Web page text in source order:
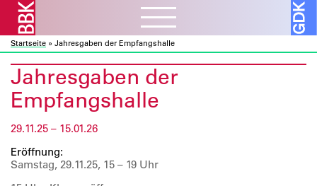
Aktuelles ᐯ
BBK Muc und Obb
BBK Bund und Länder
Ausschreibungen
Fortbildung
Ressourcen
Verbandsarbeit
Kulturelle Bildung
Kunst und Bauen
Vor- und Nachlässe
Mitglieder
Ausstellungen
Datenbanken
Über uns
Startseite » Jahresgaben der Empfangshalle
Jahresgaben der
Empfangshalle
29.11.25 – 15.01.26
Eröffnung:
Samstag, 29.11.25, 15 – 19 Uhr